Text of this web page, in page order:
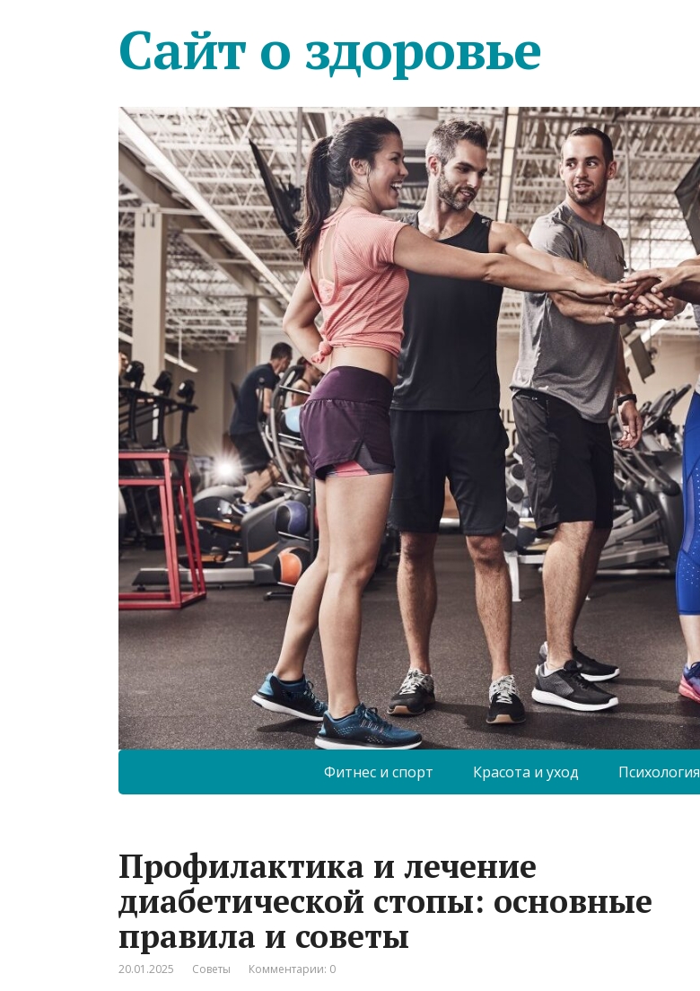
Сайт о здоровье
Фитнес и спорт Красота и уход Психология
Профилактика и лечение
диабетической стопы: основные
правила и советы
20.01.2025 Советы Комментарии: 0